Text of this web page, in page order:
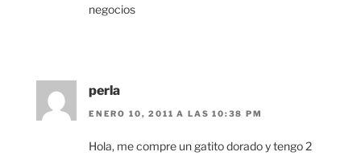
negocios
perla
ENERO 10, 2011 A LAS 10:38 PM
Hola, me compre un gatito dorado y tengo 2